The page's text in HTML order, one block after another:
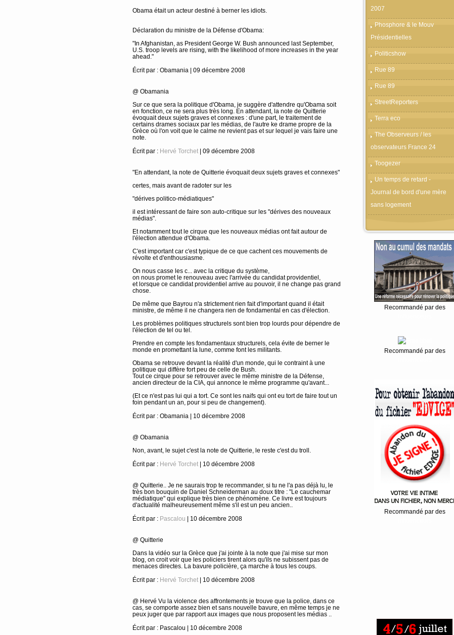
2007
Phosphore & le Mouv
Présidentielles
Politicshow
Rue 89
Rue 89
StreetReporters
Terra eco
The Observeurs / les
observateurs France 24
Toogezer
Un temps de retard -
Journal de bord d'une mère
sans logement
Recommandé par des
Recommandé par des
Recommandé par des
Obama était un acteur destiné à berner les idiots.
Déclaration du ministre de la Défense d'Obama:
"In Afghanistan, as President George W. Bush announced last September,
U.S. troop levels are rising, with the likelihood of more increases in the year
ahead."
Écrit par : Obamania | 09 décembre 2008
@ Obamania
Sur ce que sera la politique d'Obama, je suggère d'attendre qu'Obama soit
en fonction, ce ne sera plus très long. En attendant, la note de Quitterie
évoquait deux sujets graves et connexes : d'une part, le traitement de
certains drames sociaux par les médias, de l'autre ke drame propre de la
Grèce où l'on voit que le calme ne revient pas et sur lequel je vais faire une
note.
Écrit par : Hervé Torchet | 09 décembre 2008
"En attendant, la note de Quitterie évoquait deux sujets graves et connexes"
certes, mais avant de radoter sur les
"dérives politico-médiatiques"
il est intéressant de faire son auto-critique sur les "dérives des nouveaux
médias".
Et notamment tout le cirque que les nouveaux médias ont fait autour de
l'élection attendue d'Obama.
C'est important car c'est typique de ce que cachent ces mouvements de
révolte et d'enthousiasme.
On nous casse les c... avec la critique du système,
on nous promet le renouveau avec l'arrivée du candidat providentiel,
et lorsque ce candidat providentiel arrive au pouvoir, il ne change pas grand
chose.
De même que Bayrou n'a strictement rien fait d'important quand il était
ministre, de même il ne changera rien de fondamental en cas d'élection.
Les problèmes politiques structurels sont bien trop lourds pour dépendre de
l'élection de tel ou tel.
Prendre en compte les fondamentaux structurels, cela évite de berner le
monde en promettant la lune, comme font les militants.
Obama se retrouve devant la réalité d'un monde, qui le contraint à une
politique qui diffère fort peu de celle de Bush.
Tout ce cirque pour se retrouver avec le même ministre de la Défense,
ancien directeur de la CIA, qui annonce le même programme qu'avant...
(Et ce n'est pas lui qui a tort. Ce sont les naifs qui ont eu tort de faire tout un
foin pendant un an, pour si peu de changement).
Écrit par : Obamania | 10 décembre 2008
@ Obamania
Non, avant, le sujet c'est la note de Quitterie, le reste c'est du troll.
Écrit par : Hervé Torchet | 10 décembre 2008
@ Quitterie.. Je ne saurais trop te recommander, si tu ne l'a pas déjà lu, le
très bon bouquin de Daniel Schneiderman au doux titre : "Le cauchemar
médiatique" qui explique très bien ce phénomène. Ce livre est toujours
d'actualité malheureusement même s'il est un peu ancien..
Écrit par : Pascalou | 10 décembre 2008
@ Quitterie
Dans la vidéo sur la Grèce que j'ai jointe à la note que j'ai mise sur mon
blog, on croit voir que les policiers tirent alors qu'ils ne subissent pas de
menaces directes. La bavure policière, ça marche à tous les coups.
Écrit par : Hervé Torchet | 10 décembre 2008
@ Hervé Vu la violence des affrontements je trouve que la police, dans ce
cas, se comporte assez bien et sans nouvelle bavure, en même temps je ne
peux juger que par rapport aux images que nous proposent les médias ..
Écrit par : Pascalou | 10 décembre 2008